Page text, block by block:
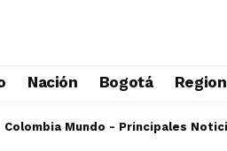
Nación Bogotá
Colombia Mundo - Principales